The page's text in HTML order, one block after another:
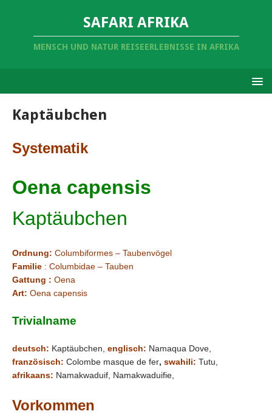
SAFARI AFRIKA
MENSCH UND NATUR REISEERLEBNISSE IN AFRIKA
Kaptäubchen
Systematik
Oena capensis
Kaptäubchen
Ordnung: Columbiformes – Taubenvögel
Familie : Columbidae – Tauben
Gattung : Oena
Art: Oena capensis
Trivialname
deutsch: Kaptäubchen, englisch: Namaqua Dove,
französisch: Colombe masque de fer, swahili: Tutu,
afrikaans: Namakwaduif, Namakwaduifie,
Vorkommen